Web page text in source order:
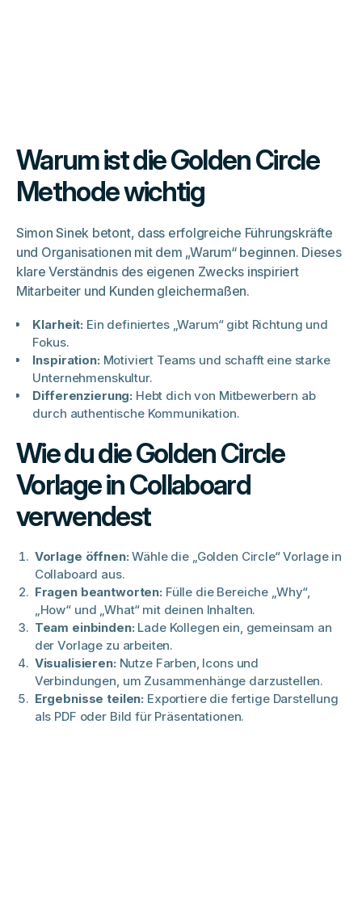
Warum ist die Golden Circle
Methode wichtig
Simon Sinek betont, dass erfolgreiche Führungskräfte
und Organisationen mit dem „Warum“ beginnen. Dieses
klare Verständnis des eigenen Zwecks inspiriert
Mitarbeiter und Kunden gleichermaßen.
Klarheit: Ein definiertes „Warum“ gibt Richtung und
Fokus.
Inspiration: Motiviert Teams und schafft eine starke
Unternehmenskultur.​
Differenzierung: Hebt dich von Mitbewerbern ab
durch authentische Kommunikation.
Wie du die Golden Circle
Vorlage in Collaboard
verwendest
Vorlage öffnen: Wähle die „Golden Circle“ Vorlage in
Collaboard aus.
Fragen beantworten: Fülle die Bereiche „Why“,
„How“ und „What“ mit deinen Inhalten.​
Team einbinden: Lade Kollegen ein, gemeinsam an
der Vorlage zu arbeiten.​
Visualisieren: Nutze Farben, Icons und
Verbindungen, um Zusammenhänge darzustellen.​
Ergebnisse teilen: Exportiere die fertige Darstellung
als PDF oder Bild für Präsentationen.